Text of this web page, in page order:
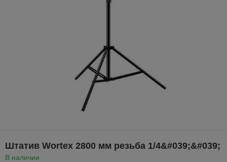
Штатив Wortex 2800 мм резьба 1/4&#039;&#039;
В наличии